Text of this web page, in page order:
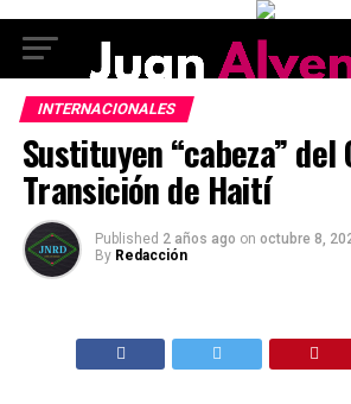
INTERNACIONALES
Sustituyen “cabeza” del
Transición de Haití
Published 2 años ago on octubre 8,
By Redacción